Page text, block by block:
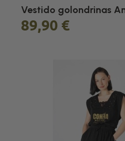
Vestido golondrinas
89,90 €